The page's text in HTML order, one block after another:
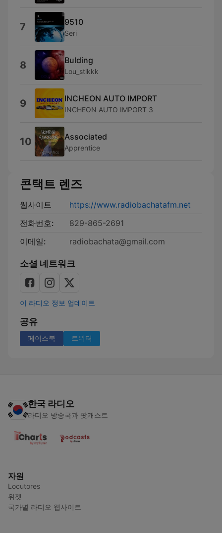
7 9510
Seri
8 Bulding
Lou_stikkk
9 INCHEON AUTO IMPORT
INCHEON AUTO IMPORT 3
10 Associated
Apprentice
콘택트 렌즈
웹사이트
https://www.radiobachatafm.net
전화번호:
829-865-2691
이메일:
radiobachata@gmail.com
소셜 네트워크
이 라디오 정보 업데이트
공유
페이스북 트위터
한국 라디오
라디오 방송국과 팟캐스트
자원
Locutores
위젯
국가별 라디오 웹사이트